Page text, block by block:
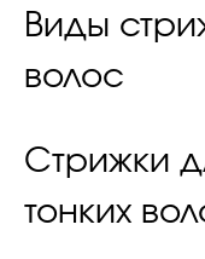
Виды
волос
Стрижки
тонких